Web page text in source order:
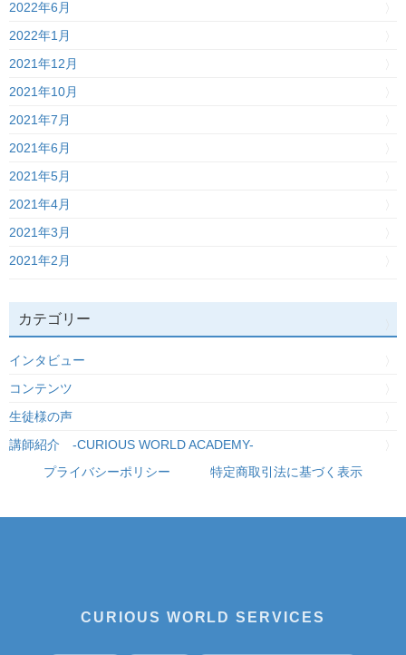
2022年6月
2022年1月
2021年12月
2021年10月
2021年7月
2021年6月
2021年5月
2021年4月
2021年3月
2021年2月
カテゴリー
インタビュー
コンテンツ
生徒様の声
講師紹介 -CURIOUS WORLD ACADEMY-
プライバシーポリシー
特定商取引法に基づく表示
CURIOUS WORLD SERVICES